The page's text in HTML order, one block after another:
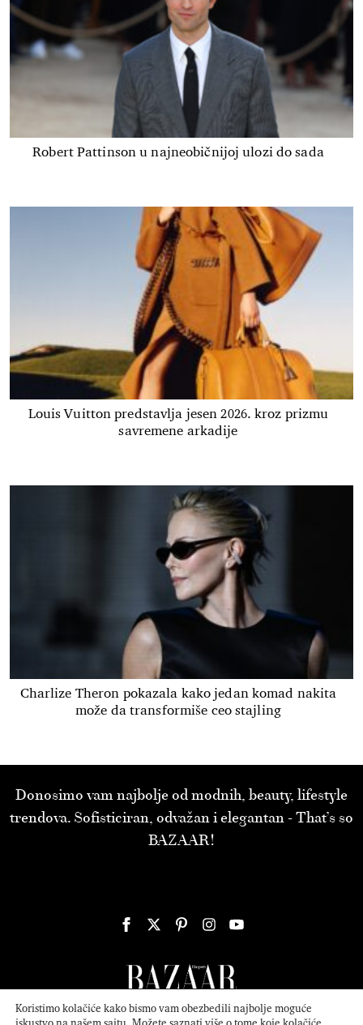
Robert Pattinson u najneobičnijoj ulozi do sada
Louis Vuitton predstavlja jesen 2026. kroz prizmu
savremene arkadije
Charlize Theron pokazala kako jedan komad nakita
može da transformiše ceo stajling
Donosimo vam najbolje od modnih, beauty, lifestyle
trendova. Sofisticiran, odvažan i elegantan - That’s so
BAZAAR!
Koristimo kolačiće kako bismo vam obezbedili najbolje moguće